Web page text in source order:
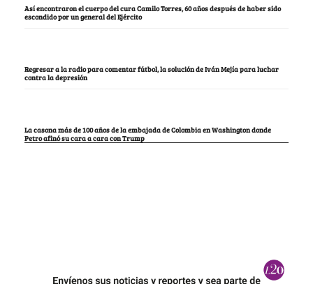
Así encontraron el cuerpo del cura Camilo Torres, 60 años después de haber sido
escondido por un general del Ejército
Regresar a la radio para comentar fútbol, la solución de Iván Mejía para luchar
contra la depresión
La casona más de 100 años de la embajada de Colombia en Washington donde
Petro afinó su cara a cara con Trump